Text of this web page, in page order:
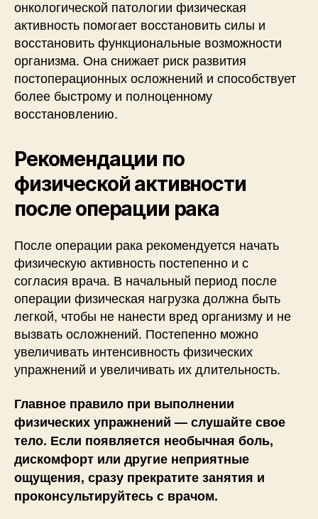
онкологической патологии физическая
активность помогает восстановить силы и
восстановить функциональные возможности
организма. Она снижает риск развития
постоперационных осложнений и способствует
более быстрому и полноценному
восстановлению.
Рекомендации по
физической активности
после операции рака
После операции рака рекомендуется начать
физическую активность постепенно и с
согласия врача. В начальный период после
операции физическая нагрузка должна быть
легкой, чтобы не нанести вред организму и не
вызвать осложнений. Постепенно можно
увеличивать интенсивность физических
упражнений и увеличивать их длительность.
Главное правило при выполнении
физических упражнений — слушайте свое
тело. Если появляется необычная боль,
дискомфорт или другие неприятные
ощущения, сразу прекратите занятия и
проконсультируйтесь с врачом.